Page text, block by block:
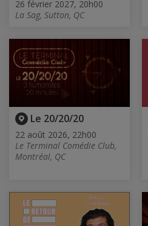
26 février 2027, 20h00
La Sag, Sutton, QC
Le 20/20/20
22 août 2026, 22h00
Le Terminal Comédie Club,
Montréal, QC